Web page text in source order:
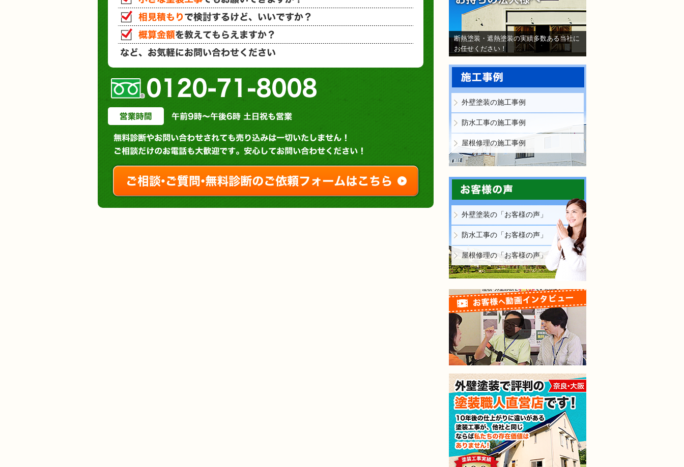
断熱塗装・遮熱塗装の実績多数ある当社に
お任せください！
外壁塗装の施工事例
防水工事の施工事例
屋根修理の施工事例
外壁塗装の「お客様の声」
防水工事の「お客様の声」
屋根修理の「お客様の声」
相見積もりで検討するけど、いいですか？
概算金額を教えてもらえますか？
など、お気軽にお問い合わせください。
営業時間 : 午前９時～午後６時 土日祝も営業
無料診断やお問い合わせされても売り込みは一切いたしません！ ご相談だけのお電話
ご相談・ご質問・無料診断のご依頼フォームはこちら